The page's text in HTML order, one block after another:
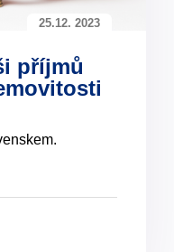
25.12. 2023
příjmů